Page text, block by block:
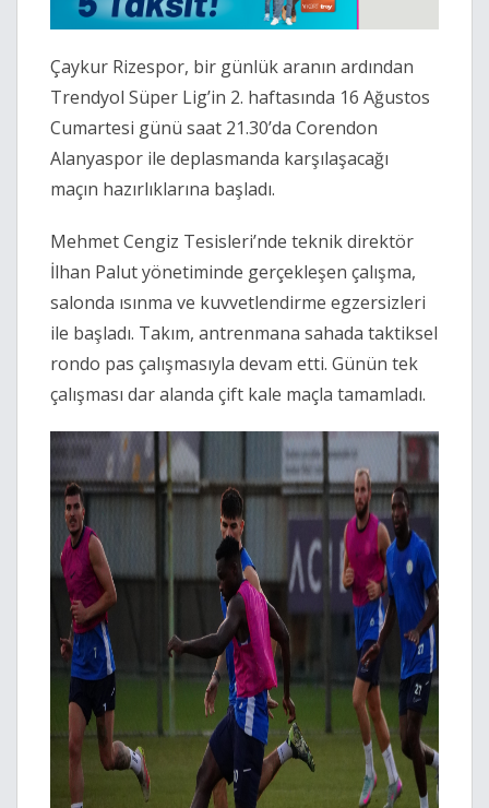
Çaykur Rizespor, bir günlük aranın ardından
Trendyol Süper Lig’in 2. haftasında 16 Ağustos
Cumartesi günü saat 21.30’da Corendon
Alanyaspor ile deplasmanda karşılaşacağı
maçın hazırlıklarına başladı.
Mehmet Cengiz Tesisleri’nde teknik direktör
İlhan Palut yönetiminde gerçekleşen çalışma,
salonda ısınma ve kuvvetlendirme egzersizleri
ile başladı. Takım, antrenmana sahada taktiksel
rondo pas çalışmasıyla devam etti. Günün tek
çalışması dar alanda çift kale maçla tamamladı.